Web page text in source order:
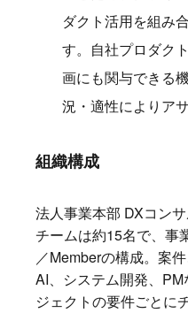
ダクト活用を組み
す。自社プロダク
画にも関与できる
況・適性によりアサ
組織構成
法人事業本部 DXコン
チームは約15名で、事
／Memberの構成。案
AI、システム開発、
ジェクトの要件ごとに